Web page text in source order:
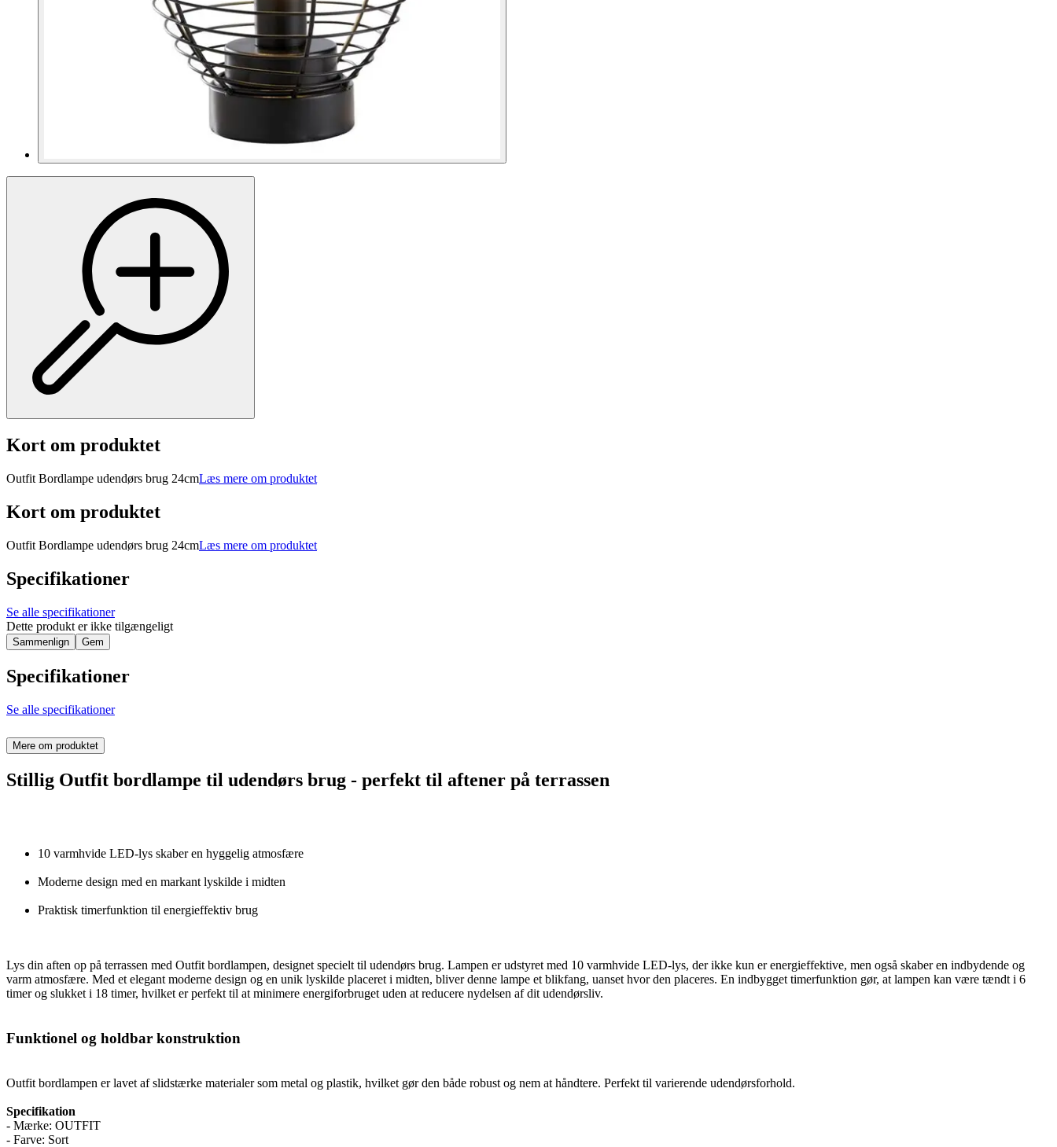
Kort om produktet
Outfit Bordlampe udendørs brug 24cmLæs mere om produktet
Kort om produktet
Outfit Bordlampe udendørs brug 24cmLæs mere om produktet
Specifikationer
Se alle specifikationer
Dette produkt er ikke tilgængeligt
Sammenlign Gem
Specifikationer
Se alle specifikationer
Mere om produktet
Stillig Outfit bordlampe til udendørs brug - perfekt til aftener på terrassen
10 varmhvide LED-lys skaber en hyggelig atmosfære
Moderne design med en markant lyskilde i midten
Praktisk timerfunktion til energieffektiv brug
Lys din aften op på terrassen med Outfit bordlampen, designet specielt til udendørs brug. Lampen er udstyret med 10 varmhvide LED-lys, der ikke kun er energieffektive, men også skaber en indbydende og
varm atmosfære. Med et elegant moderne design og en unik lyskilde placeret i midten, bliver denne lampe et blikfang, uanset hvor den placeres. En indbygget timerfunktion gør, at lampen kan være tændt i 6
timer og slukket i 18 timer, hvilket er perfekt til at minimere energiforbruget uden at reducere nydelsen af ​​dit udendørsliv.
Funktionel og holdbar konstruktion
Outfit bordlampen er lavet af slidstærke materialer som metal og plastik, hvilket gør den både robust og nem at håndtere. Perfekt til varierende udendørsforhold.
Specifikation
- Mærke: OUTFIT
- Farve: Sort